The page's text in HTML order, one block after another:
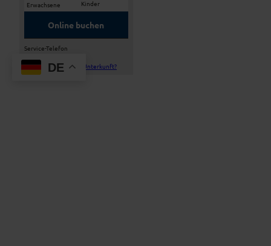
Erwachsene
Kinder
Online buchen
Service-Telefon
Bestehen Fragen zur Unterkunft?
DE